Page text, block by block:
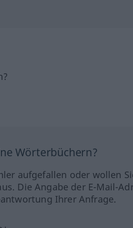
Wörterbüchern?
aufgefallen oder wollen
Die Angabe der E-Mail-
Ihrer Anfrage.